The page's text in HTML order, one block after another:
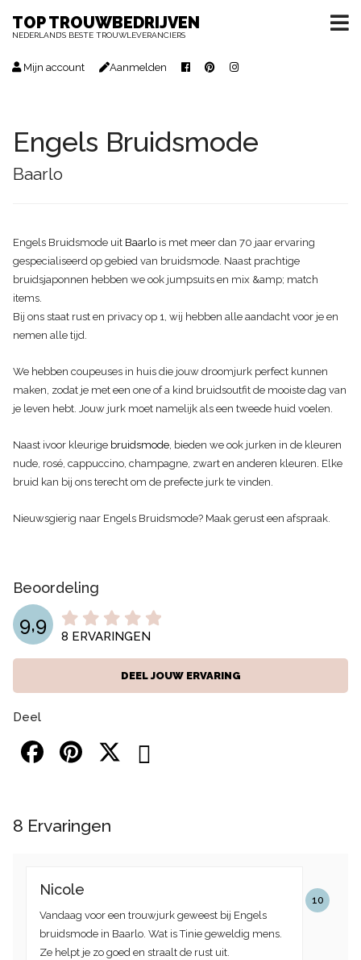
TOP TROUWBEDRIJVEN
NEDERLAND’S BESTE TROUWLEVERANCIERS
Mijn account Aanmelden
Engels Bruidsmode
Baarlo
Engels Bruidsmode uit Baarlo is met meer dan 70 jaar ervaring
gespecialiseerd op gebied van bruidsmode. Naast prachtige
bruidsjaponnen hebben we ook jumpsuits en mix &amp; match
items.
Bij ons staat rust en privacy op 1, wij hebben alle aandacht voor je en
nemen alle tijd.
We hebben coupeuses in huis die jouw droomjurk perfect kunnen
maken, zodat je met een one of a kind bruidsoutfit de mooiste dag van
je leven hebt. Jouw jurk moet namelijk als een tweede huid voelen.
Naast ivoor kleurige bruidsmode, bieden we ook jurken in de kleuren
nude, rosé, cappuccino, champagne, zwart en anderen kleuren. Elke
bruid kan bij ons terecht om de prefecte jurk te vinden.
Nieuwsgierig naar Engels Bruidsmode? Maak gerust een afspraak.
Beoordeling
9,9
8 ERVARINGEN
DEEL JOUW ERVARING
Deel
8 Ervaringen
10
Nicole
Vandaag voor een trouwjurk geweest bij Engels
bruidsmode in Baarlo. Wat is Tinie geweldig mens.
Ze helpt je zo goed en straalt de rust uit.